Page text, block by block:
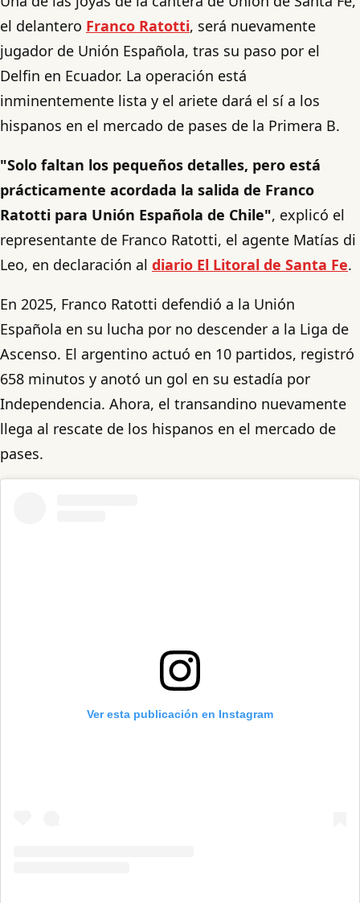
el delantero Franco Ratotti, será nuevamente
jugador de Unión Española, tras su paso por el
Delfin en Ecuador. La operación está
inminentemente lista y el ariete dará el sí a los
hispanos en el mercado de pases de la Primera B.
"Solo faltan los pequeños detalles, pero está
prácticamente acordada la salida de Franco
Ratotti para Unión Española de Chile", explicó el
representante de Franco Ratotti, el agente Matías di
Leo, en declaración al diario El Litoral de Santa Fe.
En 2025, Franco Ratotti defendió a la Unión
Española en su lucha por no descender a la Liga de
Ascenso. El argentino actuó en 10 partidos, registró
658 minutos y anotó un gol en su estadía por
Independencia. Ahora, el transandino nuevamente
llega al rescate de los hispanos en el mercado de
pases.
Ver esta publicación en Instagram